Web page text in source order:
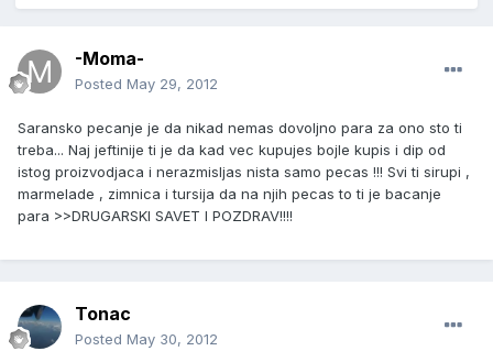
-Moma-
Posted May 29, 2012
Saransko pecanje je da nikad nemas dovoljno para za ono sto ti
treba... Naj jeftinije ti je da kad vec kupujes bojle kupis i dip od
istog proizvodjaca i nerazmisljas nista samo pecas !!! Svi ti sirupi ,
marmelade , zimnica i tursija da na njih pecas to ti je bacanje
para >>DRUGARSKI SAVET I POZDRAV!!!!
Tonac
Posted May 30, 2012